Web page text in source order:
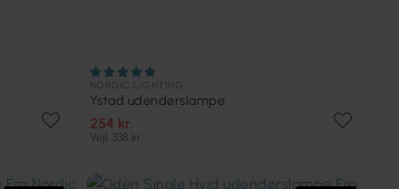
Ystad udendørslampe
254 kr.
Vejl. 338 kr.